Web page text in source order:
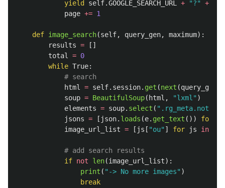
yield self.GOOGLE_SEARCH_URL + "?" +
page += 1
def image_search(self, query_gen, maximum):
results =
[]
total
= 0
while True:
html
= self. session. get (next (query_gen
soup = BeautifulSoup( html , "lxml " )
elements = soup. select ( "
jsons = [ json. loads (e. get_text ()) for
image_url_list = [ js [ "ou" ] for js in
if not len(image_url_list):
print ( " -> No more images" )
break